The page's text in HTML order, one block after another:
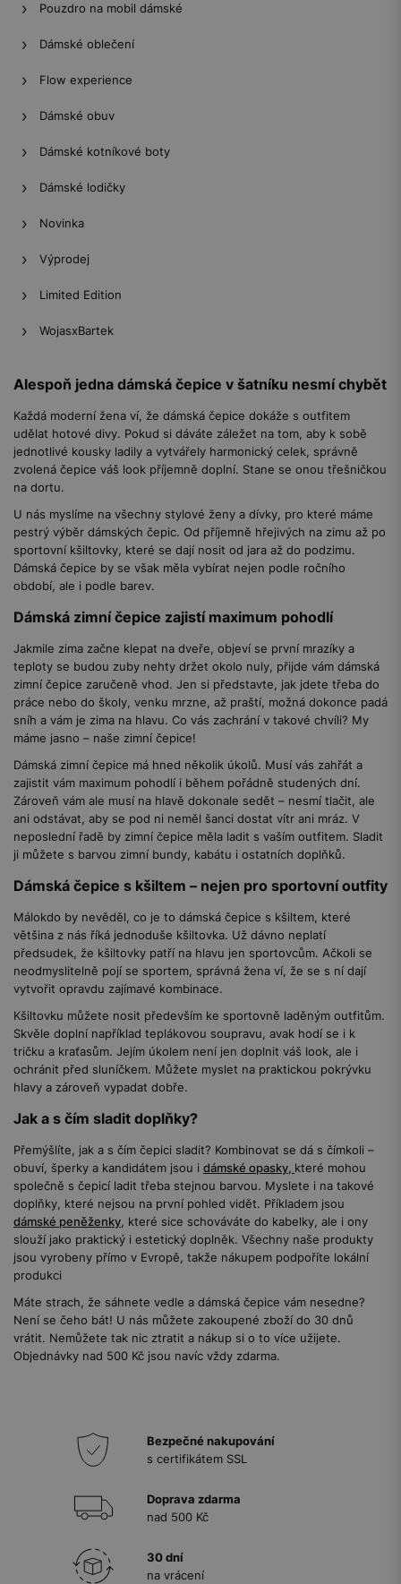
Pouzdro na mobil dámské
Dámské oblečení
Flow experience
Dámské obuv
Dámské kotníkové boty
Dámské lodičky
Novinka
Výprodej
Limited Edition
WojasxBartek
Alespoň jedna dámská čepice v šatníku nesmí chybět
Každá moderní žena ví, že dámská čepice dokáže s outfitem
udělat hotové divy. Pokud si dáváte záležet na tom, aby k sobě
jednotlivé kousky ladily a vytvářely harmonický celek, správně
zvolená čepice váš look příjemně doplní. Stane se onou třešničkou
na dortu.
U nás myslíme na všechny stylové ženy a dívky, pro které máme
pestrý výběr dámských čepic. Od příjemně hřejivých na zimu až po
sportovní kšiltovky, které se dají nosit od jara až do podzimu.
Dámská čepice by se však měla vybírat nejen podle ročního
období, ale i podle barev.
Dámská zimní čepice zajistí maximum pohodlí
Jakmile zima začne klepat na dveře, objeví se první mrazíky a
teploty se budou zuby nehty držet okolo nuly, přijde vám dámská
zimní čepice zaručeně vhod. Jen si představte, jak jdete třeba do
práce nebo do školy, venku mrzne, až praští, možná dokonce padá
sníh a vám je zima na hlavu. Co vás zachrání v takové chvíli? My
máme jasno – naše zimní čepice!
Dámská zimní čepice má hned několik úkolů. Musí vás zahřát a
zajistit vám maximum pohodlí i během pořádně studených dní.
Zároveň vám ale musí na hlavě dokonale sedět – nesmí tlačit, ale
ani odstávat, aby se pod ni neměl šanci dostat vítr ani mráz. V
neposlední řadě by zimní čepice měla ladit s vaším outfitem. Sladit
ji můžete s barvou zimní bundy, kabátu i ostatních doplňků.
Dámská čepice s kšiltem – nejen pro sportovní outfity
Málokdo by nevěděl, co je to dámská čepice s kšiltem, které
většina z nás říká jednoduše kšiltovka. Už dávno neplatí
předsudek, že kšiltovky patří na hlavu jen sportovcům. Ačkoli se
neodmyslitelně pojí se sportem, správná žena ví, že se s ní dají
vytvořit opravdu zajímavé kombinace.
Kšiltovku můžete nosit především ke sportovně laděným outfitům.
Skvěle doplní například teplákovou soupravu, avak hodí se i k
tričku a kraťasům. Jejím úkolem není jen doplnit váš look, ale i
ochránit před sluníčkem. Můžete myslet na praktickou pokrývku
hlavy a zároveň vypadat dobře.
Jak a s čím sladit doplňky?
Přemýšlíte, jak a s čím čepici sladit? Kombinovat se dá s čímkoli –
obuví, šperky a kandidátem jsou i dámské opasky, které mohou
společně s čepicí ladit třeba stejnou barvou. Myslete i na takové
doplňky, které nejsou na první pohled vidět. Příkladem jsou
dámské peněženky , které sice schováváte do kabelky, ale i ony
slouží jako praktický i estetický doplněk. Všechny naše produkty
jsou vyrobeny přímo v Evropě, takže nákupem podpoříte lokální
produkci
Máte strach, že sáhnete vedle a dámská čepice vám nesedne?
Není se čeho bát! U nás můžete zakoupené zboží do 30 dnů
vrátit. Nemůžete tak nic ztratit a nákup si o to více užijete.
Objednávky nad 500 Kč jsou navíc vždy zdarma.
Bezpečné nakupování
s certifikátem SSL
Doprava zdarma
nad 500 Kč
30 dní
na vrácení